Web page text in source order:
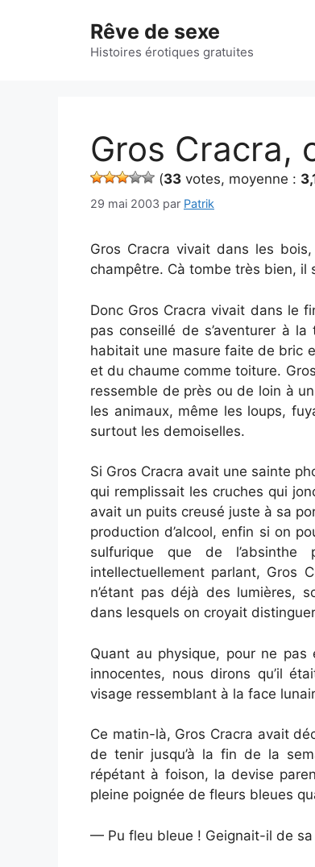
Rêve de sexe
Histoires érotiques gratuites
Gros Cracra,
(33 votes, moyenne :
29 mai 2003 par Patrik
Gros Cracra vivait dans les
champêtre. Cà tombe très bien, il
Donc Gros Cracra vivait dans le
pas conseillé de s’aventurer à
habitait une masure faite de bric
et du chaume comme toiture.
ressemble de près ou de loin à
les animaux, même les loups,
surtout les demoiselles.
Si Gros Cracra avait une sainte
qui remplissait les cruches qui
avait un puits creusé juste à sa
production d’alcool, enfin si on
sulfurique que de
intellectuellement parlant, Gros
n’étant pas déjà des lumières,
dans lesquels on croyait
Quant au physique, pour ne
innocentes, nous dirons qu’il
visage ressemblant à la face
Ce matin-là, Gros Cracra avait
de tenir jusqu’à la fin de la
répétant à foison, la devise
pleine poignée de fleurs bleues
— Pu fleu bleue ! Geignait-il de sa